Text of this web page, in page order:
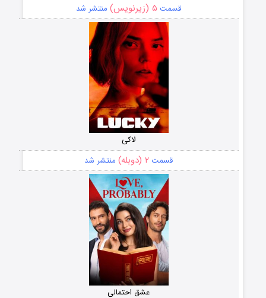
قسمت ۵ (زیرنویس) منتشر شد
لاکی
قسمت ۲ (دوبله) منتشر شد
عشق احتمالی